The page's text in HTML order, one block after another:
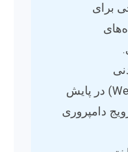
برای
(Wearable Technologies) در پایش
دامپروری